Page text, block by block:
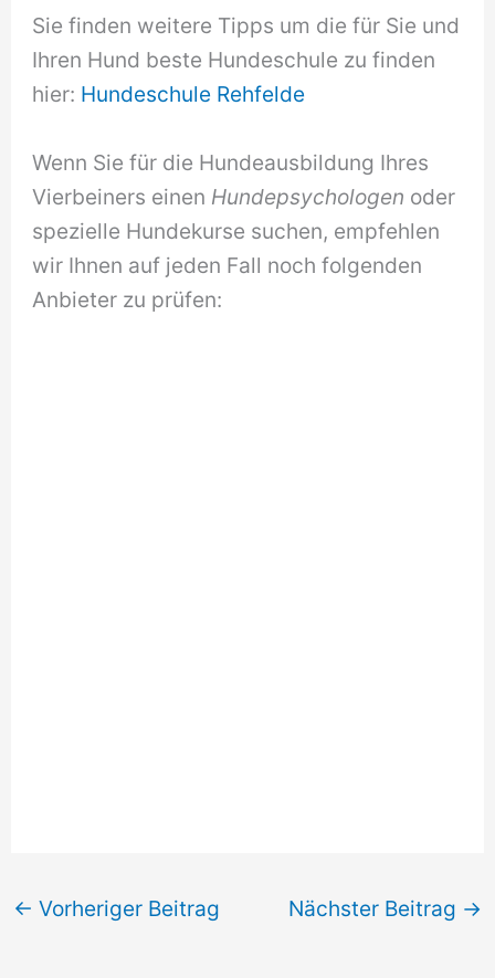
Sie finden weitere Tipps um die für Sie und
Ihren Hund beste Hundeschule zu finden
hier: Hundeschule Rehfelde
Wenn Sie für die Hundeausbildung Ihres
Vierbeiners einen Hundepsychologen oder
spezielle Hundekurse suchen, empfehlen
wir Ihnen auf jeden Fall noch folgenden
Anbieter zu prüfen:
← Vorheriger Beitrag Nächster Beitrag →